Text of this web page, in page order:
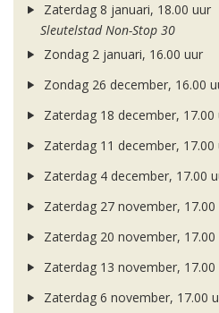
Zaterdag 8 januari, 18.00 uur
Sleutelstad Non-Stop 30
Zondag 2 januari, 16.00 uur
Zondag 26 december, 16.00
Zaterdag 18 december, 17.00
Zaterdag 11 december, 17.00
Zaterdag 4 december, 17.00
Zaterdag 27 november, 17.00
Zaterdag 20 november, 17.00
Zaterdag 13 november, 17.00
Zaterdag 6 november, 17.00